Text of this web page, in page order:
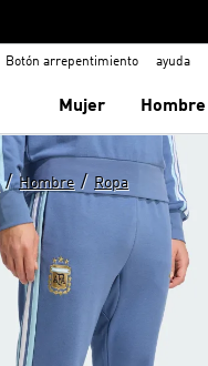
Botón arrepentimiento ayuda
Mujer Hombre
/ Hombre / Ropa